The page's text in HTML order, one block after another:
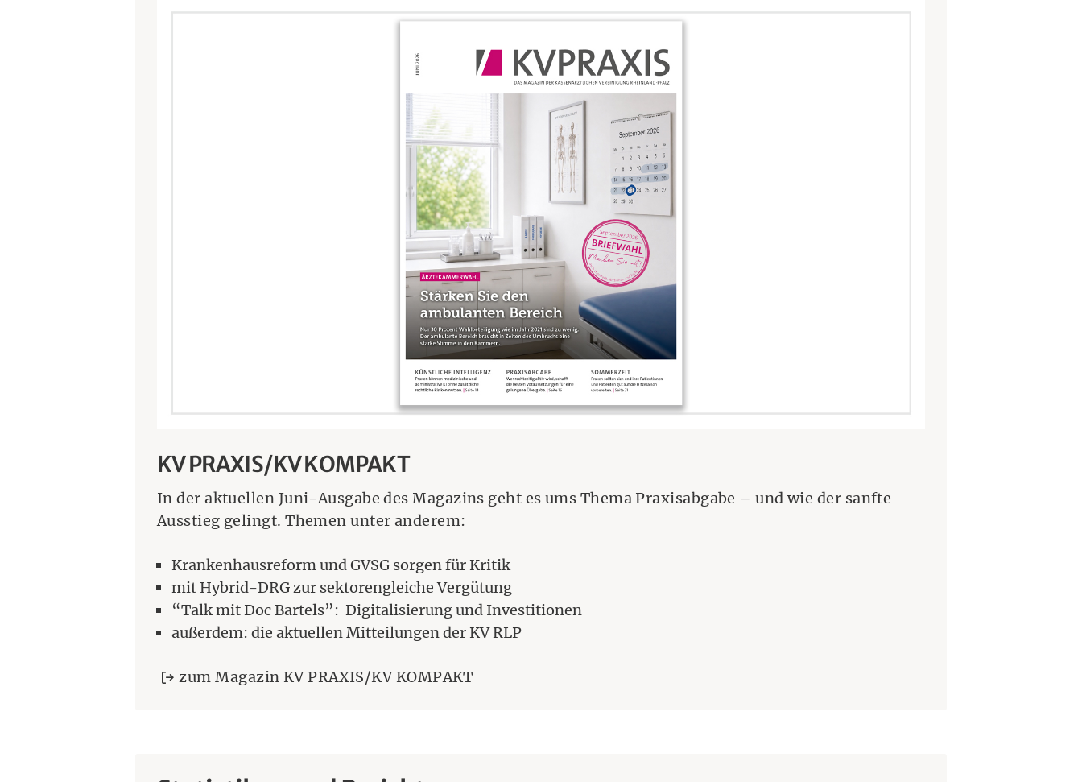
KV PRAXIS/KV KOMPAKT
In der aktuellen Juni-Ausgabe des Magazins geht es ums Thema Praxisabgabe – und wie der sanfte
Ausstieg gelingt. Themen unter anderem:
Krankenhausreform und GVSG sorgen für Kritik
mit Hybrid-DRG zur sektorengleiche Vergütung
“Talk mit Doc Bartels”: Digitalisierung und Investitionen
außerdem: die aktuellen Mitteilungen der KV RLP
zum Magazin KV PRAXIS/KV KOMPAKT